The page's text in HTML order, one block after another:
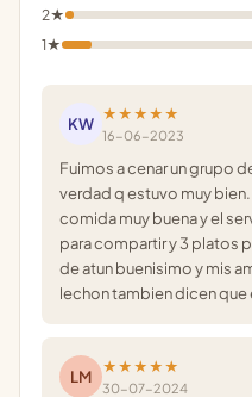
2★
1★
KW
★★★★★
16-06-2023
Fuimos a cenar un grupo
verdad q estuvo muy
comida muy buena y el
para compartir y 3 platos
de atun buenisimo y mis
lechon tambien dicen que
LM
★★★★★
30-07-2024